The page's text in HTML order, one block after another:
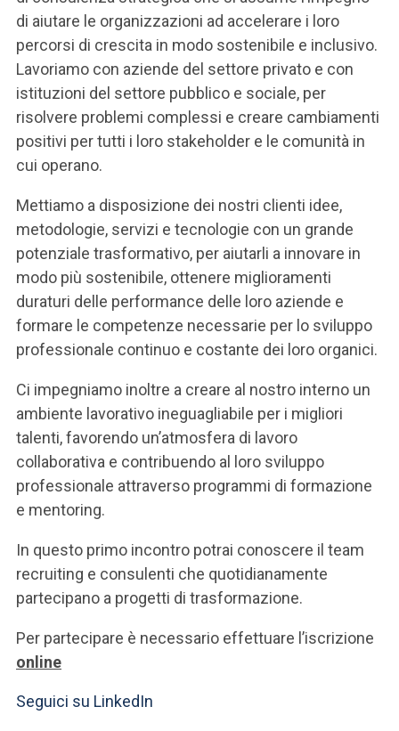
SEI UN DOCENTE O UN MEMBRO DELLO STAFF
ACCEDI A CLOUDMAIL
di aiutare le organizzazioni ad accelerare i loro
percorsi di crescita in modo sostenibile e inclusivo.
Lavoriamo con aziende del settore privato e con
istituzioni del settore pubblico e sociale, per
risolvere problemi complessi e creare cambiamenti
positivi per tutti i loro stakeholder e le comunità in
cui operano.
Mettiamo a disposizione dei nostri clienti idee,
metodologie, servizi e tecnologie con un grande
potenziale trasformativo, per aiutarli a innovare in
modo più sostenibile, ottenere miglioramenti
duraturi delle performance delle loro aziende e
formare le competenze necessarie per lo sviluppo
professionale continuo e costante dei loro organici.
Ci impegniamo inoltre a creare al nostro interno un
ambiente lavorativo ineguagliabile per i migliori
talenti, favorendo un’atmosfera di lavoro
collaborativa e contribuendo al loro sviluppo
professionale attraverso programmi di formazione
e mentoring.
In questo primo incontro potrai conoscere il team
recruiting e consulenti che quotidianamente
partecipano a progetti di trasformazione.
Per partecipare è necessario effettuare l’iscrizione
online
Seguici su LinkedIn